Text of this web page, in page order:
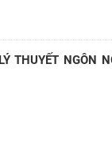
THUYẾT NGÔN